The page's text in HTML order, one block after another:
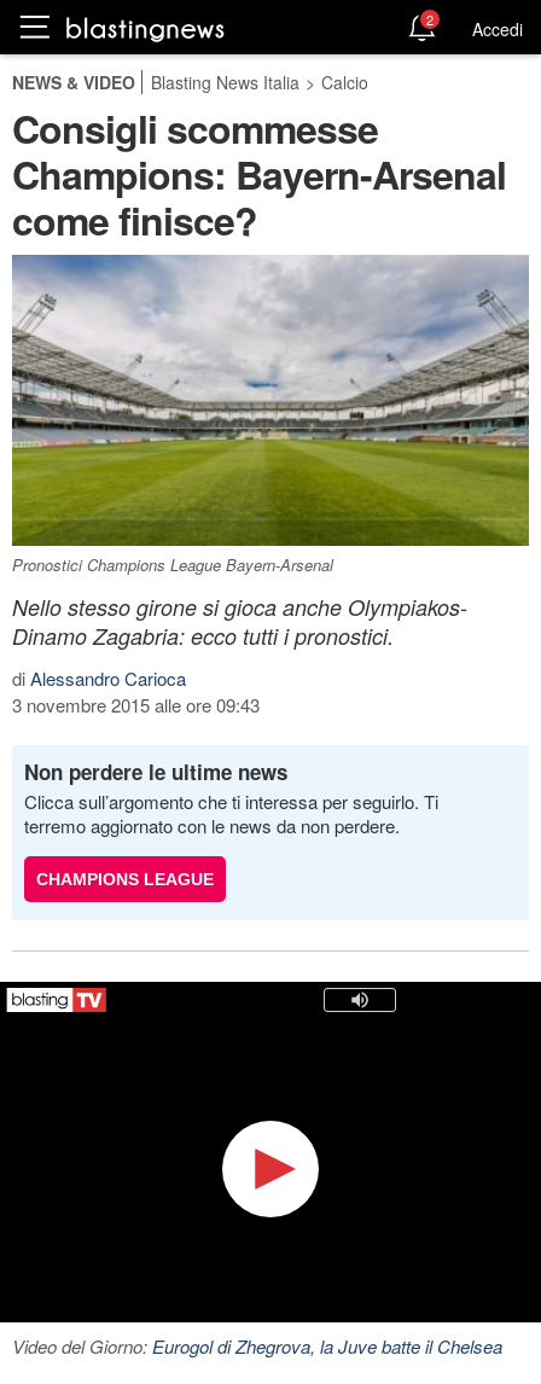
2 Accedi
NEWS & VIDEO Blasting News Italia > Calcio
Consigli scommesse
Champions: Bayern-Arsenal
come finisce?
Pronostici Champions League Bayern-Arsenal
Nello stesso girone si gioca anche Olympiakos-
Dinamo Zagabria: ecco tutti i pronostici.
diAlessandro Carioca
3 novembre 2015 alle ore 09:43
Non perdere le ultime news
Clicca sull’argomento che ti interessa per seguirlo. Ti
terremo aggiornato con le news da non perdere.
CHAMPIONS LEAGUE
Video del Giorno:Eurogol di Zhegrova, la Juve batte il Chelsea